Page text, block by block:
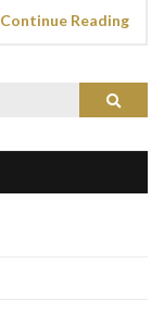
Continue Reading
Search